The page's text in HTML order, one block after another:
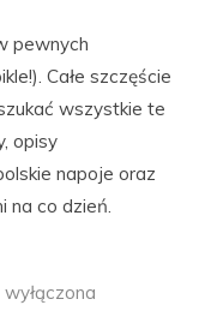
pewnych
Całe szczęście
wszystkie te
opisy
napoje oraz
na co dzień.
wyłączona